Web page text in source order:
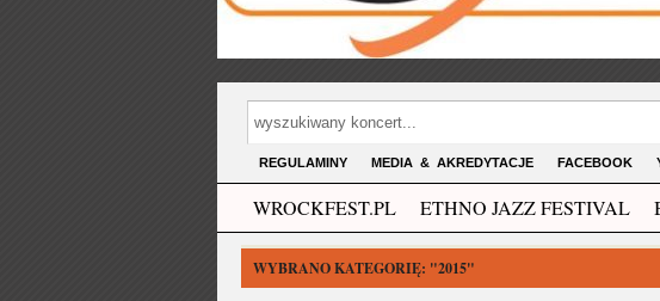
REGULAMINY MEDIA & AKREDYTACJE FACEBOOK
WROCKFEST.PL ETHNO JAZZ FESTIVAL
WYBRANO KATEGORIĘ: "2015"